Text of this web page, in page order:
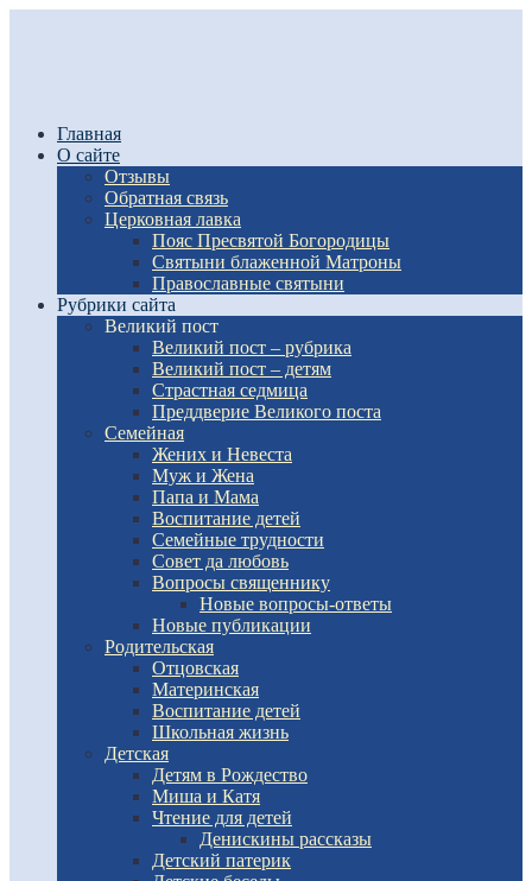
Главная
О сайте
Отзывы
Обратная связь
Церковная лавка
Пояс Пресвятой Богородицы
Святыни блаженной Матроны
Православные святыни
Рубрики сайта
Великий пост
Великий пост – рубрика
Великий пост – детям
Страстная седмица
Преддверие Великого поста
Семейная
Жених и Невеста
Муж и Жена
Папа и Мама
Воспитание детей
Семейные трудности
Совет да любовь
Вопросы священнику
Новые вопросы-ответы
Новые публикации
Родительская
Отцовская
Материнская
Воспитание детей
Школьная жизнь
Детская
Детям в Рождество
Миша и Катя
Чтение для детей
Денискины рассказы
Детский патерик